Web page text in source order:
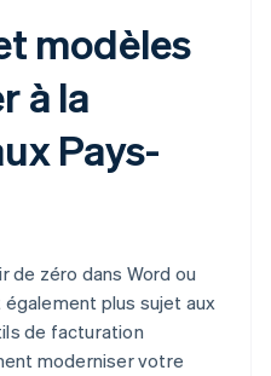
modèles
à la
Pays-
de zéro dans Word ou
également plus sujet aux
de facturation
moderniser votre